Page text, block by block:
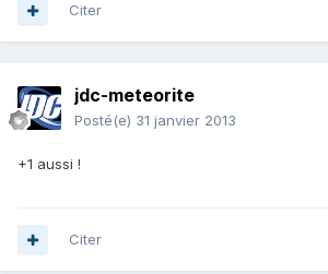
Citer
jdc-meteorite
Posté(e) 31 janvier 2013
+1 aussi !
Citer